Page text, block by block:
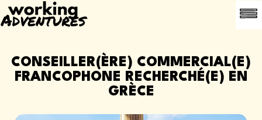
CONSEILLER(ÈRE) COMMERCIAL(E)
FRANCOPHONE RECHERCHÉ(E) EN
GRÈCE